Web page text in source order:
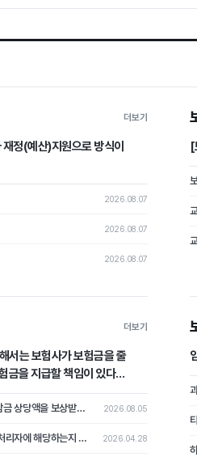
더보기
정(예산)지원으로 방식이
2026.08.07
2026.08.07
2026.08.07
[
더보기
서는 보험사가 보험금을 줄
금을 지급할 책임이 있다
쌍방과실로 교통사고 발생 시 자기차량손해보험 피보험자가 차량수리비 중 자기부담금 상당액을 보상받지 못하였는데, 상대차량의 보험자를 상대로 자기부담금 상당의 손해배상을 청구한 사건 2026.08.05
보험가입 및 고객 관리를 위하여 고객의 개인정보를 수집한 보험설계사가 개인정보처리자에 해당하는지 여부가 문제 된 사건 2026.04.28